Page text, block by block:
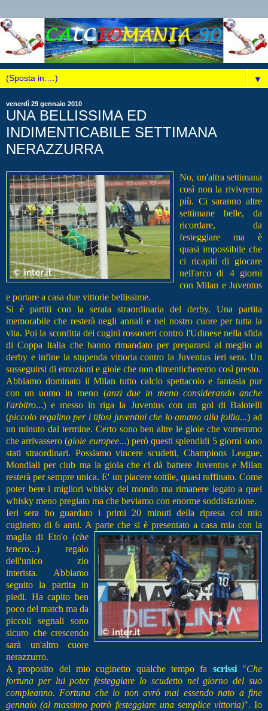
▼
venerdì 29 gennaio 2010
UNA BELLISSIMA ED
INDIMENTICABILE SETTIMANA
NERAZZURRA
No, un'altra settimana
così non la rivivremo
più. Ci saranno altre
settimane belle, da
ricordare, da
festeggiare ma è
quasi impossibile che
ci ricapiti di giocare
nell'arco di 4 giorni
con Milan e Juventus
e portare a casa due vittorie bellissime.
Si è partiti con la serata straordinaria del derby. Una partita
memorabile che resterà negli annali e nel nostro cuore per tutta la
vita. Poi la sconfitta dei cugini rossoneri contro l'Udinese nella sfida
di Coppa Italia che hanno rimandato per prepararsi al meglio al
derby e infine la stupenda vittoria contro la Juventus ieri sera. Un
susseguirsi di emozioni e gioie che non dimenticheremo così presto.
Abbiamo dominato il Milan tutto calcio spettacolo e fantasia pur
con un uomo in meno (anzi due in meno considerando anche
l'arbitro...) e messo in riga la Juventus con un gol di Balotelli
(piccolo regalino per i tifosi juventini che lo amano alla follia...) ad
un minuto dal termine. Certo sono ben altre le gioie che vorremmo
che arrivassero (gioie europee...) però questi splendidi 5 giorni sono
stati straordinari. Possiamo vincere scudetti, Champions League,
Mondiali per club ma la gioia che ci dà battere Juventus e Milan
resterà per sempre unica. E' un piacere sottile, quasi raffinato. Come
poter bere i migliori whisky del mondo ma rimanere legato a quel
whisky meno pregiato ma che beviamo con enorme soddisfazione.
Ieri sera ho guardato i primi 20 minuti della ripresa col mio
cuginetto di 6 anni. A parte che si è presentato a casa mia con la
maglia di Eto'o (che
tenero...) regalo
dell'unico zio
interista. Abbiamo
seguito la partita in
piedi. Ha capito ben
poco del match ma da
piccoli segnali sono
sicuro che crescendo
sarà un'altro cuore
nerazzurro.
A proposito del mio cuginetto qualche tempo fa scrissi "Che
fortuna per lui poter festeggiare lo scudetto nel giorno del suo
compleanno. Fortuna che io non avrò mai essendo nato a fine
gennaio (al massimo potrò festeggiare una semplice vittoria)". Io